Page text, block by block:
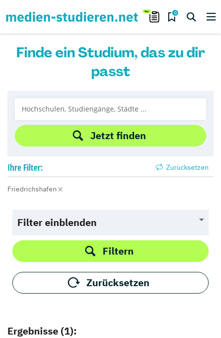
0
Finde ein Studium, das zu dir
passt
Jetzt finden
Ihre Filter: Zurücksetzen
Friedrichshafen
Filter einblenden
Filtern
Zurücksetzen
Ergebnisse (1):